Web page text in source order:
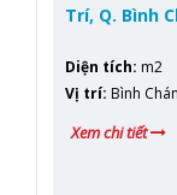
Trí, Q. Bình
Diện tích: m2
Vị trí: Bình
Xem chi tiết